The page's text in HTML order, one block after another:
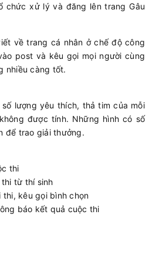
chức xử lý và đăng lên trang Gâu
về trang cá nhân ở chế độ công
post và kêu gọi mọi người cùng
nhiều càng tốt.
lượng yêu thích, thả tim của mỗi
được tính. Những hình có số
để trao giải thưởng.
thi
từ thí sinh
kêu gọi bình chọn
báo kết quả cuộc thi